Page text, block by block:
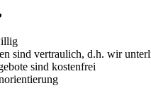
sind vertraulich, d.h. wir
sind kostenfrei